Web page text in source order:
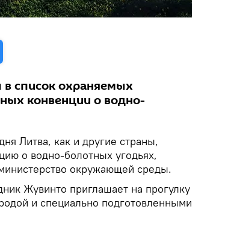
список охраняемых
конвенции о водно-
Литва, как и другие страны,
о водно-болотных угодьях,
окружающей среды.
Жувинто приглашает на прогулку
и специально подготовленными